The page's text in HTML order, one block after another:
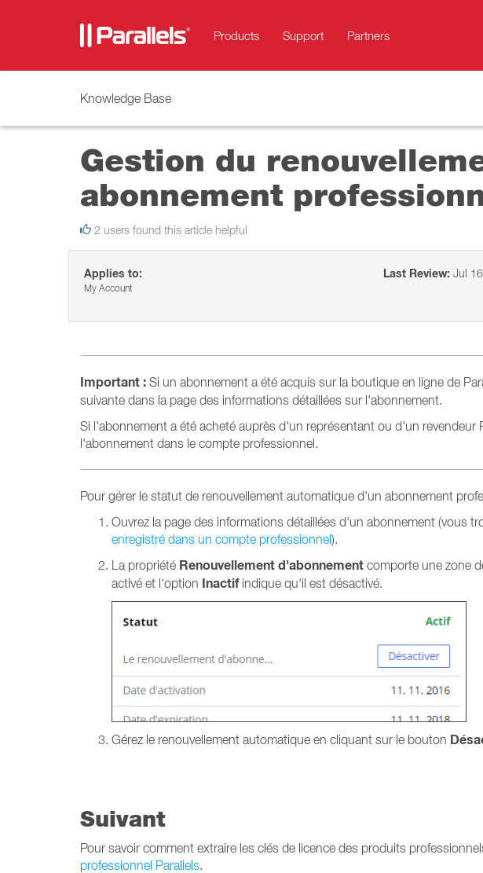
Products Support Partners
Knowledge Base
Gestion du
abonnement
2 users found this article helpful
Applies to:
My Account
Last Review: Jul
Important : Si un abonnement a été acquis sur la boutique en ligne de
suivante dans la page des informations détaillées sur l'abonnement.
Si l'abonnement a été acheté auprès d'un représentant ou d'un revendeur
l'abonnement dans le compte professionnel.
Pour gérer le statut de renouvellement automatique d'un abonnement
Ouvrez la page des informations détaillées d'un abonnement (vous
enregistré dans un compte professionnel).
La propriété Renouvellement d'abonnement comporte une zone
activé et l'option Inactifindique qu'il est désactivé.
Gérez le renouvellement automatique en cliquant sur le bouton
Suivant
Pour savoir comment extraire les clés de licence des produits
professionnel Parallels.